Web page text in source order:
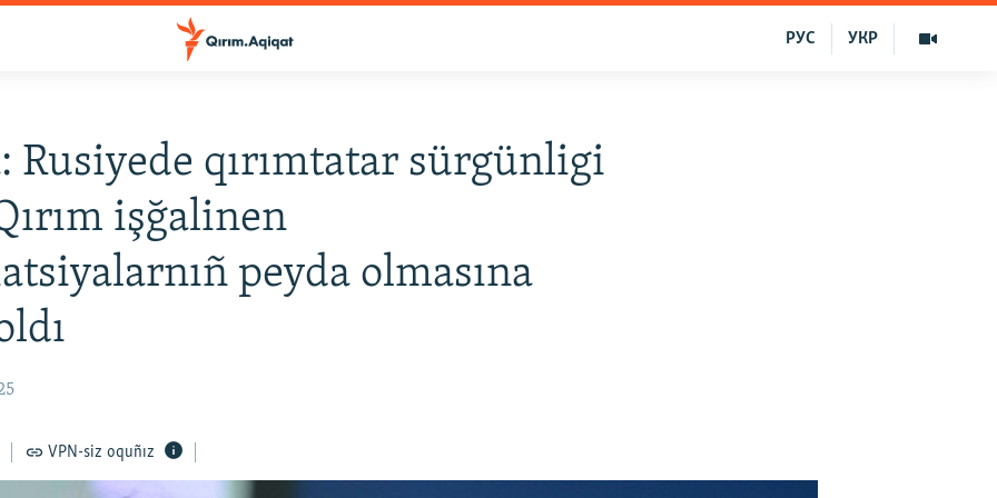
УКР
РУС
Rusiyede qırımtatar sürgünligi
işğalinen
peyda olmasına
VPN-siz oquñız